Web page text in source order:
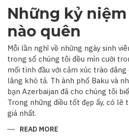
VIỆT
NAM
ĐANG
TRÊN
ĐÀ
PHÁT
TRIỂN”
Những kỷ
nào quên
Mỗi lần nghĩ về những ngày sinh
trong số chúng tôi đều mỉn cười
mối tình đầu với cảm xúc trào
lâng khó tả. Th ành phố Baku và
bạn Azerbaijan đã cho chúng tôi
Trong những điều tốt đẹp ấy, có lẽ
giá nhất.
READ MORE